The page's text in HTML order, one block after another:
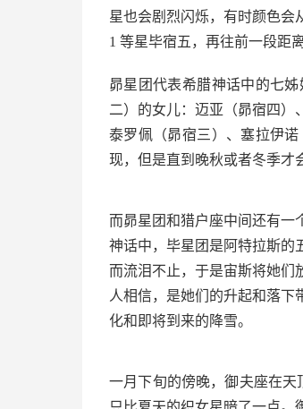
星也会剧烈闪烁，有时颜色会
1 等星毕宿五，再往前一段距
昴星团代表希腊神话中的七
二）的女儿：迈亚（昴宿四）
泰罗佩（昴宿三）、塞拉伊
现，但是直到晚秋或者冬季才
而昴星团和猎户座中间还有一
神话中，毕星团是阿特拉斯的
而流泪不止，于是宙斯将她们
人相信，是她们的升起和落下
化和即将到来的降雪。
一月下旬的傍晚，御夫座在天